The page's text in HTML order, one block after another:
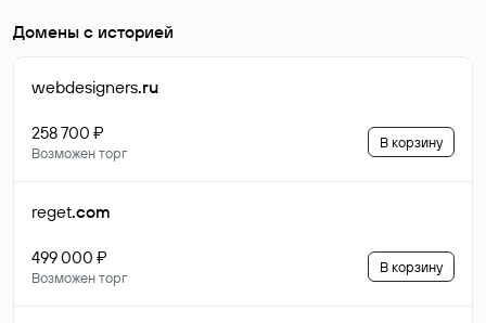
Домены с историей
webdesigners.ru
258 700 ₽
Возможен торг
В корзину
reget.com
499 000 ₽
Возможен торг
В корзину